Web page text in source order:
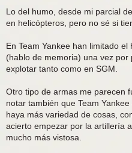
n
s
e
Lo del humo, desde mi parcial
en helicópteros, pero no sé si
En Team Yankee han limitado
(hablo de memoria) una vez
explotar tanto como en SGM.
Otro tipo de armas me parecen
notar también que Team
haya más variedad de cosas,
acierto empezar por la artillería
mucho más vistosa.